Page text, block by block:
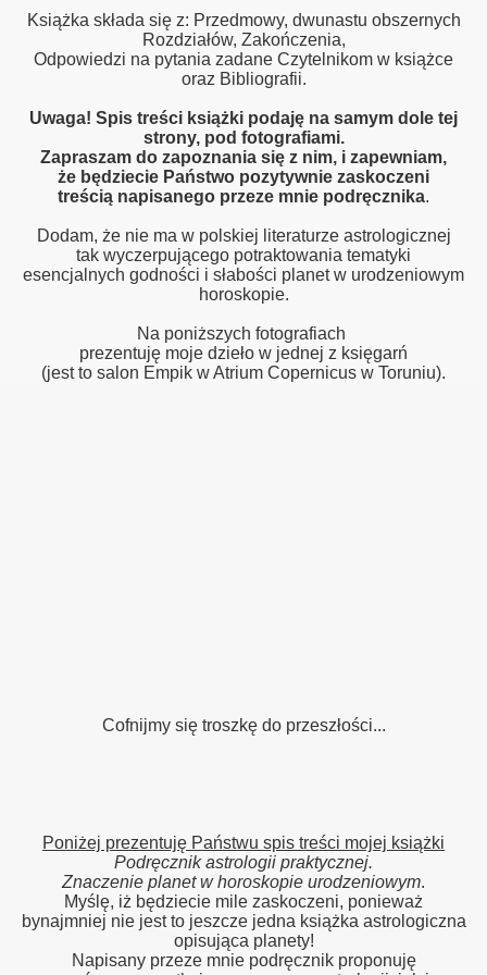
Książka składa się z: Przedmowy, dwunastu obszernych
Rozdziałów, Zakończenia,
Odpowiedzi na pytania zadane Czytelnikom w książce
oraz Bibliografii.
Uwaga! Spis treści książki podaję na samym dole tej
strony, pod fotografiami.
Zapraszam do zapoznania się z nim, i zapewniam,
że będziecie Państwo pozytywnie zaskoczeni
treścią napisanego przeze mnie podręcznika.
Dodam, że nie ma w polskiej literaturze astrologicznej
tak wyczerpującego potraktowania tematyki
esencjalnych godności i słabości planet w urodzeniowym
horoskopie.
Na poniższych fotografiach
prezentuję moje dzieło w jednej z księgarń
(jest to salon Empik w Atrium Copernicus w Toruniu).
Cofnijmy się troszkę do przeszłości...
Poniżej prezentuję Państwu spis treści mojej książki
Podręcznik astrologii praktycznej.
Znaczenie planet w horoskopie urodzeniowym.
Myślę, iż będziecie mile zaskoczeni, ponieważ
bynajmniej nie jest to jeszcze jedna książka astrologiczna
opisująca planety!
Napisany przeze mnie podręcznik proponuję